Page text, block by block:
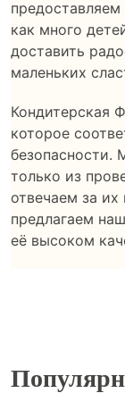
как много
доставить
маленьких
Кондитерская
которое
безопасности.
только из
отвечаем за
предлагаем
её высоком